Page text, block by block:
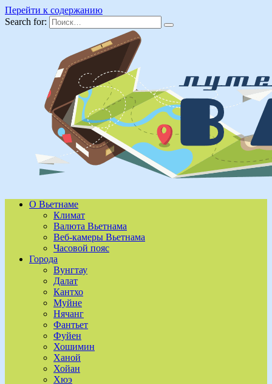
Перейти к содержанию
Search for:
О Вьетнаме
Климат
Валюта Вьетнама
Веб-камеры Вьетнама
Часовой пояс
Города
Вунгтау
Далат
Кантхо
Муйне
Нячанг
Фантьет
Фуйен
Хошимин
Ханой
Хойан
Хюэ